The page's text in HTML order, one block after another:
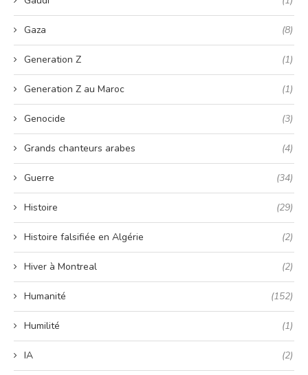
Gaza (8)
Generation Z (1)
Generation Z au Maroc (1)
Genocide (3)
Grands chanteurs arabes (4)
Guerre (34)
Histoire (29)
Histoire falsifiée en Algérie (2)
Hiver à Montreal (2)
Humanité (152)
Humilité (1)
IA (2)